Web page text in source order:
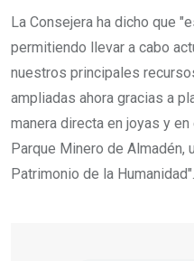
La Consejera ha dicho que
permitiendo llevar a cabo
nuestros principales
ampliadas ahora gracias a
manera directa en joyas y
Parque Minero de Almadén,
Patrimonio de la Humanidad".